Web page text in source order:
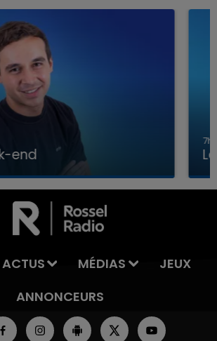
DU WEEK-END
end
ACTUS MÉDIAS
JEUX
ANNONCEURS